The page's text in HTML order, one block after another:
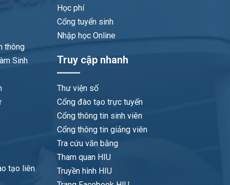
tốt nghiệp
mại.
tự nhiên và khoa học xã hội trong việc phân tích, tổng hợp,
tích và áp dụng kiến thức pháp luật chuyên ngành.
được những kiến thức pháp luật cơ bản để phân tích, giải
tối ưu trong việc lựa chọn áp dụng luật.
Chi tiết
Chi tiết
thông
Sinh
tạo liên
Học phí
Cổng tuyển sinh
Nhập học Online
Truy cập nhanh
Thư viện số
Cổng đào tạo trực tuyến
Cổng thông tin sinh viên
Cổng thông tin giảng viên
Tra cứu văn bằng
Tham quan HIU
Truyền hình HIU